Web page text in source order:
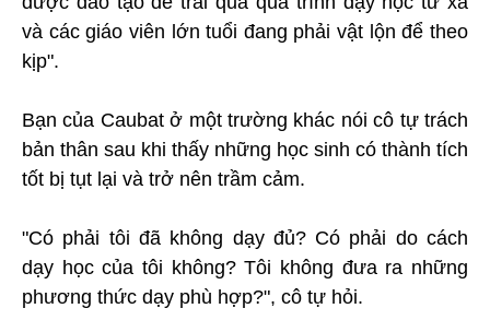
và các giáo viên lớn tuổi đang phải vật lộn để theo
kịp".
Bạn của Caubat ở một trường khác nói cô tự trách
bản thân sau khi thấy những học sinh có thành tích
tốt bị tụt lại và trở nên trầm cảm.
"Có phải tôi đã không dạy đủ? Có phải do cách
dạy học của tôi không? Tôi không đưa ra những
phương thức dạy phù hợp?", cô tự hỏi.